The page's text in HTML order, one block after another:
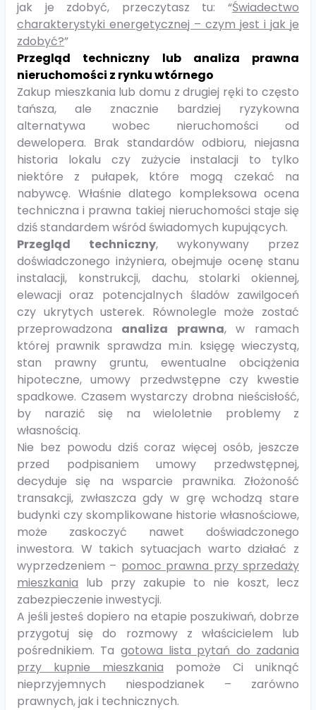
jak je zdobyć, przeczytasz tu: “Świadectwo
charakterystyki energetycznej – czym jest i jak je
zdobyć?”
Przegląd techniczny lub analiza prawna
nieruchomości z rynku wtórnego
Zakup mieszkania lub domu z drugiej ręki to często
tańsza, ale znacznie bardziej ryzykowna
alternatywa wobec nieruchomości od
dewelopera. Brak standardów odbioru, niejasna
historia lokalu czy zużycie instalacji to tylko
niektóre z pułapek, które mogą czekać na
nabywcę. Właśnie dlatego kompleksowa ocena
techniczna i prawna takiej nieruchomości staje się
dziś standardem wśród świadomych kupujących.
Przegląd techniczny, wykonywany przez
doświadczonego inżyniera, obejmuje ocenę stanu
instalacji, konstrukcji, dachu, stolarki okiennej,
elewacji oraz potencjalnych śladów zawilgoceń
czy ukrytych usterek. Równolegle może zostać
przeprowadzona analiza prawna, w ramach
której prawnik sprawdza m.in. księgę wieczystą,
stan prawny gruntu, ewentualne obciążenia
hipoteczne, umowy przedwstępne czy kwestie
spadkowe. Czasem wystarczy drobna nieścisłość,
by narazić się na wieloletnie problemy z
własnością.
Nie bez powodu dziś coraz więcej osób, jeszcze
przed podpisaniem umowy przedwstępnej,
decyduje się na wsparcie prawnika. Złożoność
transakcji, zwłaszcza gdy w grę wchodzą stare
budynki czy skomplikowane historie własnościowe,
może zaskoczyć nawet doświadczonego
inwestora. W takich sytuacjach warto działać z
wyprzedzeniem – pomoc prawna przy sprzedaży
mieszkania lub przy zakupie to nie koszt, lecz
zabezpieczenie inwestycji.
A jeśli jesteś dopiero na etapie poszukiwań, dobrze
przygotuj się do rozmowy z właścicielem lub
pośrednikiem. Ta gotowa lista pytań do zadania
przy kupnie mieszkania pomoże Ci uniknąć
nieprzyjemnych niespodzianek – zarówno
prawnych, jak i technicznych.